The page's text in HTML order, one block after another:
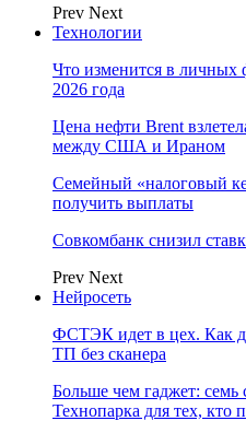
Prev Next
Технологии
Что изменится в личных
2026 года
Цена нефти Brent
между США и Ираном
Семейный «налоговый
получить выплаты
Совкомбанк снизил
Prev Next
Нейросеть
ФСТЭК идет в цех. Как
ТП без сканера
Больше чем гаджет: семь
Технопарка для тех,